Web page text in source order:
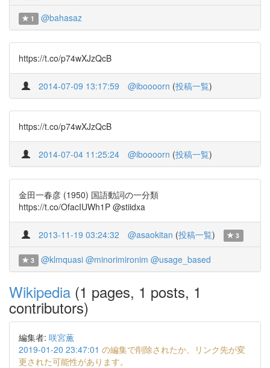
1 @bahasaz
https://t.co/p74wXJzQcB
2014-07-09 13:17:59 @iboooorn (投稿一覧)
https://t.co/p74wXJzQcB
2014-07-04 11:25:24 @iboooorn (投稿一覧)
金田一春彦 (1950) 国語動詞の一分類
https://t.co/OfacIUWh1P @stiidxa
2013-11-19 03:24:32 @asaokitan (投稿一覧) 3
3 @klmquasi @minorimironim @usage_based
Wikipedia (1 pages, 1 posts, 1
contributors)
編集者: 咲宮薫
2019-01-20 23:47:01 の編集で削除されたか、リンク先が変
更された可能性があります。